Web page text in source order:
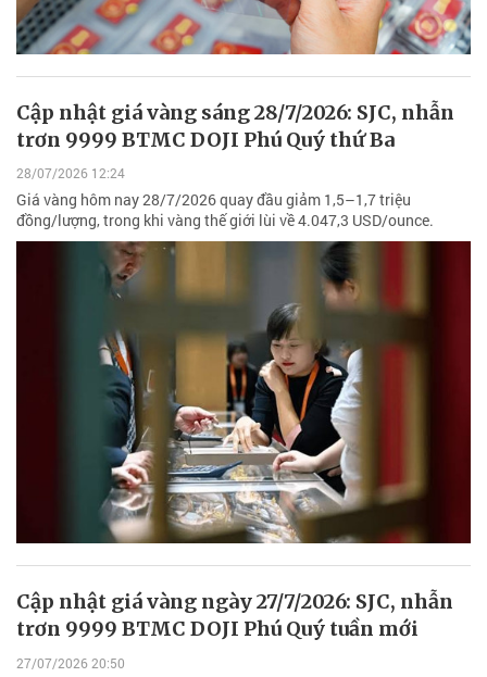
Cập nhật giá vàng sáng 28/7/2026: SJC, nhẫn
trơn 9999 BTMC DOJI Phú Quý thứ Ba
28/07/2026 12:24
Giá vàng hôm nay 28/7/2026 quay đầu giảm 1,5–1,7 triệu
đồng/lượng, trong khi vàng thế giới lùi về 4.047,3 USD/ounce.
Cập nhật giá vàng ngày 27/7/2026: SJC, nhẫn
trơn 9999 BTMC DOJI Phú Quý tuần mới
27/07/2026 20:50